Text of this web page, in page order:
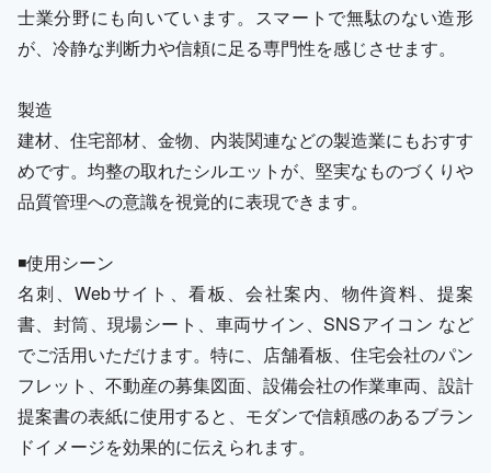
士業分野にも向いています。スマートで無駄のない造形
が、冷静な判断力や信頼に足る専門性を感じさせます。
製造
建材、住宅部材、金物、内装関連などの製造業にもおすす
めです。均整の取れたシルエットが、堅実なものづくりや
品質管理への意識を視覚的に表現できます。
◾️使用シーン
名刺、Webサイト、看板、会社案内、物件資料、提案
書、封筒、現場シート、車両サイン、SNSアイコン など
でご活用いただけます。特に、店舗看板、住宅会社のパン
フレット、不動産の募集図面、設備会社の作業車両、設計
提案書の表紙に使用すると、モダンで信頼感のあるブラン
ドイメージを効果的に伝えられます。